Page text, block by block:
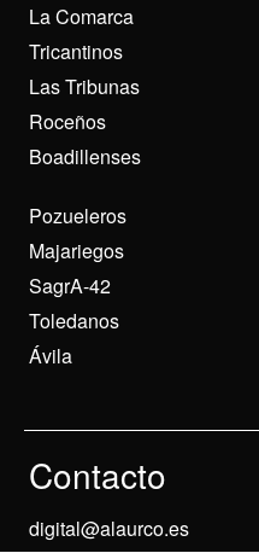
La Comarca
Tricantinos
Las Tribunas
Roceños
Boadillenses
Pozueleros
Majariegos
SagrA-42
Toledanos
Ávila
Contacto
digital@alaurco.es